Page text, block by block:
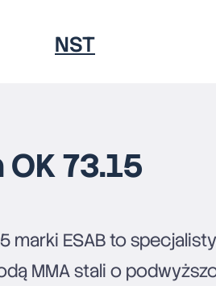
NST
KONTAKT
73.15
marki ESAB to
MMA stali o